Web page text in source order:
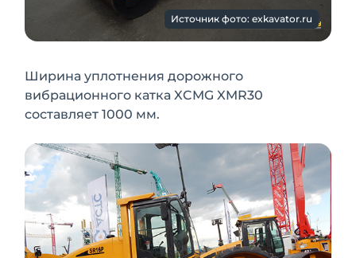
Источник фото: exkavator.ru
Ширина уплотнения дорожного
вибрационного катка XCMG XMR30
составляет 1000 мм.